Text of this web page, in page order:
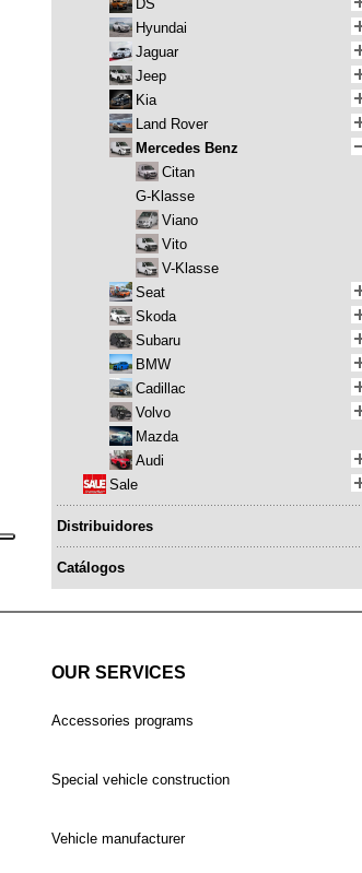
DS
Hyundai
Jaguar
Jeep
Kia
Land Rover
Mercedes Benz
Citan
G-Klasse
Viano
Vito
V-Klasse
Seat
Skoda
Subaru
BMW
Cadillac
Volvo
Mazda
Audi
Sale
Distribuidores
Catálogos
OUR SERVICES
Accessories programs
Special vehicle construction
Vehicle manufacturer